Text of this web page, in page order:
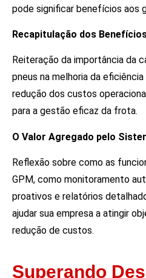
pode significar benefícios aos
Recapitulação dos
Reiteração da importância da
pneus na melhoria da
redução dos custos
para a gestão eficaz da frota.
O Valor Agregado pelo
Reflexão sobre como as
GPM, como monitoramento
proativos e relatórios
ajudar sua empresa a atingir
redução de custos.
Superando